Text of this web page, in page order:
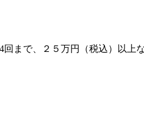
まで、２５万円（税込）以上